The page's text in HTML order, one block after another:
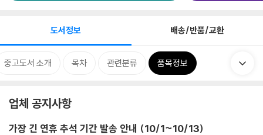
도서정보 배송/반품/교환
중고도서 소개 목차 관련분류 품목정보
업체 공지사항
가장 긴 연휴 추석 기간 발송 안내 (10/1~10/13)